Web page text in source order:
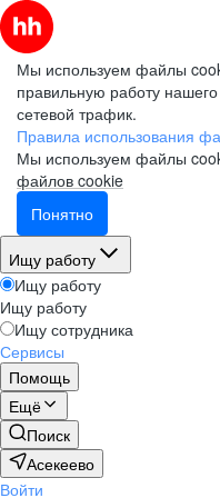
Мы используем файлы
правильную работу
сетевой трафик.
Правила использования
Мы используем файлы
файлов cookie
Понятно
Ищу работу
Ищу работу
Ищу работу
Ищу сотрудника
Сервисы
Помощь
Ещё
Поиск
Асекеево
Войти